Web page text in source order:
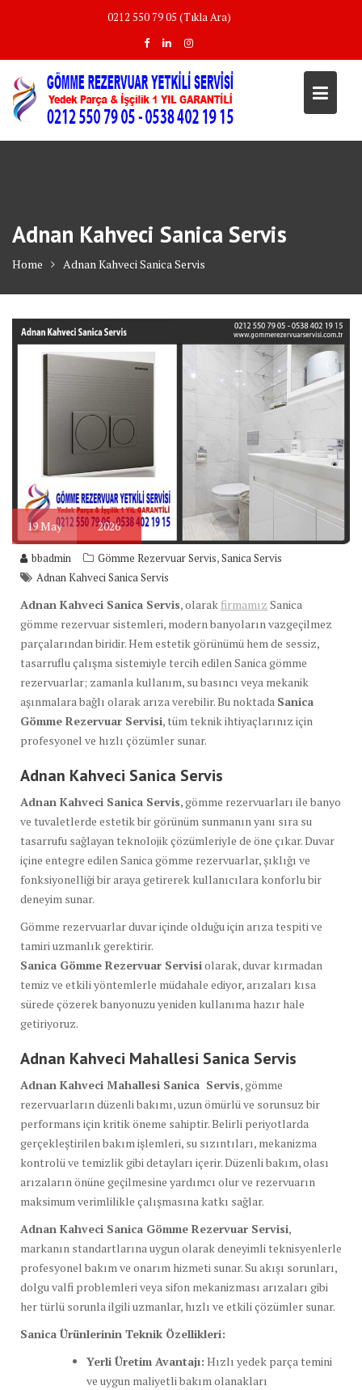
0212 550 79 05 (Tıkla Ara)
Adnan Kahveci Sanica Servis
Home Adnan Kahveci Sanica Servis
19May 2026
bbadmin Gömme Rezervuar Servis,Sanica Servis
Adnan Kahveci Sanica Servis
Adnan Kahveci Sanica Servis, olarak firmamız Sanica
gömme rezervuar sistemleri, modern banyoların vazgeçilmez
parçalarından biridir. Hem estetik görünümü hem de sessiz,
tasarruflu çalışma sistemiyle tercih edilen Sanica gömme
rezervuarlar; zamanla kullanım, su basıncı veya mekanik
aşınmalara bağlı olarak arıza verebilir. Bu noktada Sanica
Gömme Rezervuar Servisi, tüm teknik ihtiyaçlarınız için
profesyonel ve hızlı çözümler sunar.
Adnan Kahveci Sanica Servis
Adnan Kahveci Sanica Servis, gömme rezervuarları ile banyo
ve tuvaletlerde estetik bir görünüm sunmanın yanı sıra su
tasarrufu sağlayan teknolojik çözümleriyle de öne çıkar. Duvar
içine entegre edilen Sanica gömme rezervuarlar, şıklığı ve
fonksiyonelliği bir araya getirerek kullanıcılara konforlu bir
deneyim sunar.
Gömme rezervuarlar duvar içinde olduğu için arıza tespiti ve
tamiri uzmanlık gerektirir.
Sanica Gömme Rezervuar Servisiolarak, duvar kırmadan
temiz ve etkili yöntemlerle müdahale ediyor, arızaları kısa
sürede çözerek banyonuzu yeniden kullanıma hazır hale
getiriyoruz.
Adnan Kahveci Mahallesi Sanica Servis
Adnan Kahveci Mahallesi Sanica Servis, gömme
rezervuarların düzenli bakımı, uzun ömürlü ve sorunsuz bir
performans için kritik öneme sahiptir. Belirli periyotlarda
gerçekleştirilen bakım işlemleri, su sızıntıları, mekanizma
kontrolü ve temizlik gibi detayları içerir. Düzenli bakım, olası
arızaların önüne geçilmesine yardımcı olur ve rezervuarın
maksimum verimlilikle çalışmasına katkı sağlar.
Adnan Kahveci Sanica Gömme Rezervuar Servisi,
markanın standartlarına uygun olarak deneyimli teknisyenlerle
profesyonel bakım ve onarım hizmeti sunar. Su akışı sorunları,
dolgu valfi problemleri veya sifon mekanizması arızaları gibi
her türlü sorunla ilgili uzmanlar, hızlı ve etkili çözümler sunar.
Sanica Ürünlerinin Teknik Özellikleri:
Yerli Üretim Avantajı: Hızlı yedek parça temini
ve uygun maliyetli bakım olanakları